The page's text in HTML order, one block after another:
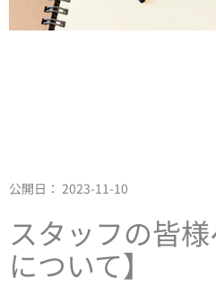
公開日： 2023-11-10
スタッフの皆
について】